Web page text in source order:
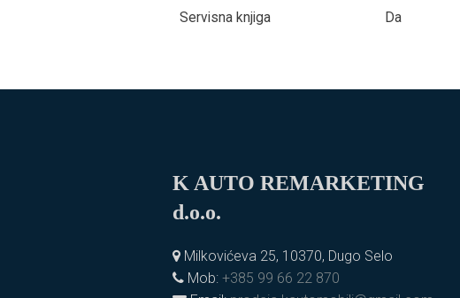
Servisna knjiga Da
K AUTO REMARKETING
d.o.o.
Milkovićeva 25, 10370, Dugo Selo
Mob:+385 99 66 22 870